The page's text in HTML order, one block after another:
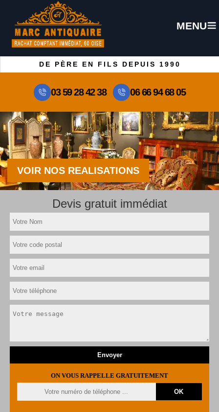
MENU
DE PÈRE EN FILS DEPUIS 1990
03 59 28 42 38 06 66 94 68 05
VOIR NOS REALISATIONS
Devis gratuit immédiat
ON VOUS RAPPELLE GRATUITEMENT